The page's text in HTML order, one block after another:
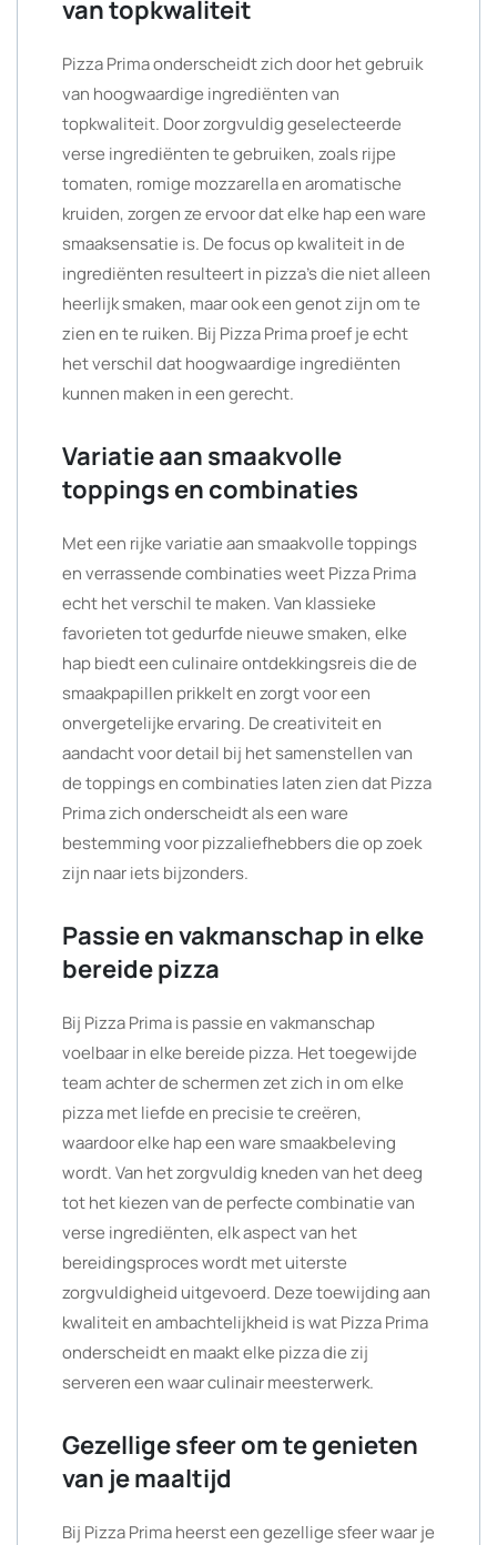
van topkwaliteit
Pizza Prima onderscheidt zich door het gebruik
van hoogwaardige ingrediënten van
topkwaliteit. Door zorgvuldig geselecteerde
verse ingrediënten te gebruiken, zoals rijpe
tomaten, romige mozzarella en aromatische
kruiden, zorgen ze ervoor dat elke hap een ware
smaaksensatie is. De focus op kwaliteit in de
ingrediënten resulteert in pizza’s die niet alleen
heerlijk smaken, maar ook een genot zijn om te
zien en te ruiken. Bij Pizza Prima proef je echt
het verschil dat hoogwaardige ingrediënten
kunnen maken in een gerecht.
Variatie aan smaakvolle
toppings en combinaties
Met een rijke variatie aan smaakvolle toppings
en verrassende combinaties weet Pizza Prima
echt het verschil te maken. Van klassieke
favorieten tot gedurfde nieuwe smaken, elke
hap biedt een culinaire ontdekkingsreis die de
smaakpapillen prikkelt en zorgt voor een
onvergetelijke ervaring. De creativiteit en
aandacht voor detail bij het samenstellen van
de toppings en combinaties laten zien dat Pizza
Prima zich onderscheidt als een ware
bestemming voor pizzaliefhebbers die op zoek
zijn naar iets bijzonders.
Passie en vakmanschap in elke
bereide pizza
Bij Pizza Prima is passie en vakmanschap
voelbaar in elke bereide pizza. Het toegewijde
team achter de schermen zet zich in om elke
pizza met liefde en precisie te creëren,
waardoor elke hap een ware smaakbeleving
wordt. Van het zorgvuldig kneden van het deeg
tot het kiezen van de perfecte combinatie van
verse ingrediënten, elk aspect van het
bereidingsproces wordt met uiterste
zorgvuldigheid uitgevoerd. Deze toewijding aan
kwaliteit en ambachtelijkheid is wat Pizza Prima
onderscheidt en maakt elke pizza die zij
serveren een waar culinair meesterwerk.
Gezellige sfeer om te genieten
van je maaltijd
Bij Pizza Prima heerst een gezellige sfeer waar je